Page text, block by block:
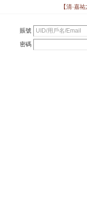
【清·嘉
賬號
密碼